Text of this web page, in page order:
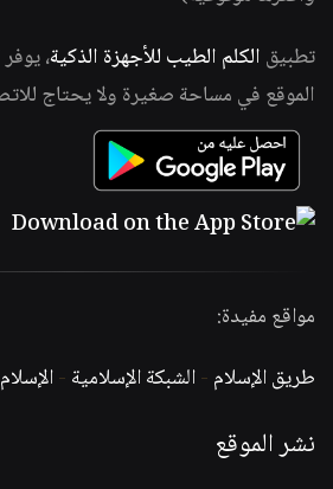
تطبيق الكلم الطيب للأجهزة الذكية،
الموقع في مساحة صغيرة ولا يحتاج
مواقع مفيدة:
طريق الإسلام -الشبكة الإسلامية -
نشر الموقع